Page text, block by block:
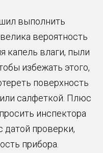
выполнить
вероятность
капель влаги, пыли
избежать этого,
поверхность
салфеткой. Плюс
инспектора
датой проверки,
прибора.